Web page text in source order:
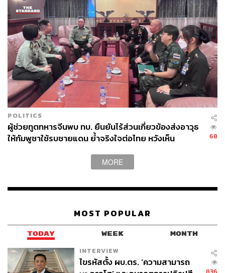
POLITICS
ผู้ช่วยทูตทหารจีนพบ ทบ. ยืนยันไร้ส่วนเกี่ยวข้องส่งอาวุธ
ให้กัมพูชาใช้รบชายแดน ย้ำจริงใจต่อไทย หวังเห็น
68
MORE
MOST POPULAR
TODAY WEEK MONTH
INTERVIEW
ไขรหัสตั้ง ผบ.ตร. ‘ความสามารถ